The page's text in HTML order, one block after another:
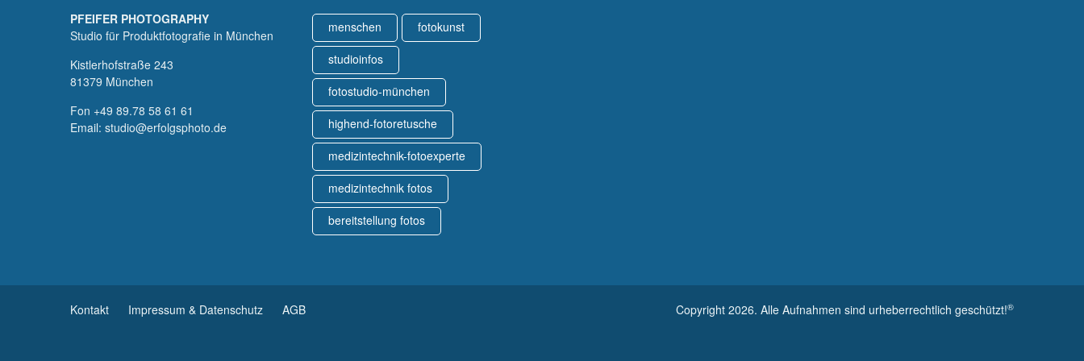
PFEIFER PHOTOGRAPHY
Studio für Produktfotografie in München
Kistlerhofstraße 243
81379 München
Fon +49 89.78 58 61 61
Email: studio@erfolgsphoto.de
menschen
fotokunst
studioinfos
fotostudio-münchen
highend-fotoretusche
medizintechnik-fotoexperte
medizintechnik fotos
bereitstellung fotos
Kontakt Impressum & Datenschutz AGB Copyright 2026. Alle Aufnahmen sind urheberrechtlich geschützt!®